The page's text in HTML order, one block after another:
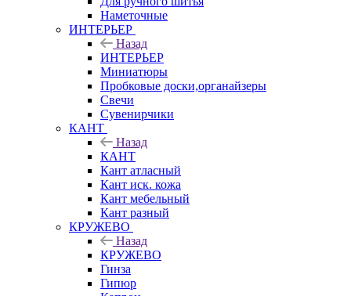
Наметочные
ИНТЕРЬЕР
Назад
ИНТЕРЬЕР
Миниатюры
Пробковые доски,органайзеры
Свечи
Сувенирчики
КАНТ
Назад
КАНТ
Кант атласный
Кант иск. кожа
Кант мебельный
Кант разный
КРУЖЕВО
Назад
КРУЖЕВО
Гинза
Гипюр